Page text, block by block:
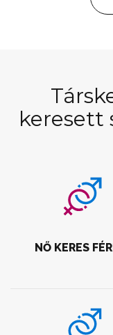
keresett
NŐ KERES